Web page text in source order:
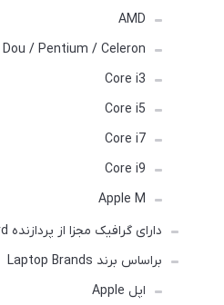
AMD
Dou / Pentium / Celeron
Core i3
Core i5
Core i7
Core i9
Apple M
دارای گرافیک مجزا از پردازنده Graphic Card
براساس برند Laptop Brands
اپل Apple